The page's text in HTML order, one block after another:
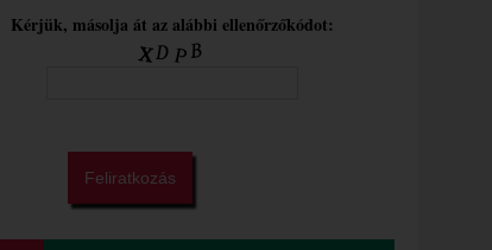
Kérjük, másolja át az alábbi ellenőrzőkódot: